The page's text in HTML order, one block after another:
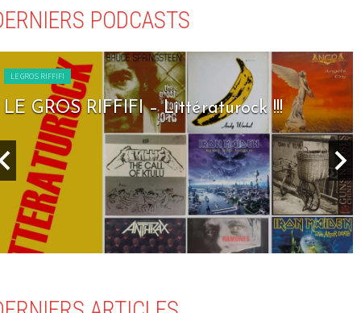
PODCASTS
LE GROS RIFFIFI
LE GROS RIFFIFI – Seven Days To Rock !!!